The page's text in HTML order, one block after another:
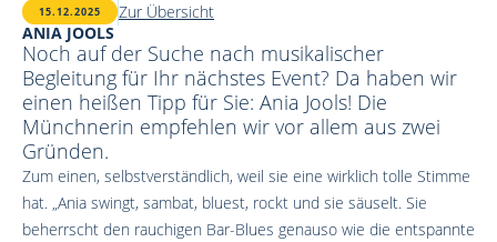
15.12.2025
Zur Übersicht
ANIA JOOLS
Noch auf der Suche nach musikalischer
Begleitung für Ihr nächstes Event? Da haben wir
einen heißen Tipp für Sie: Ania Jools! Die
Münchnerin empfehlen wir vor allem aus zwei
Gründen.
Zum einen, selbstverständlich, weil sie eine wirklich tolle Stimme
hat. „Ania swingt, sambat, bluest, rockt und sie säuselt. Sie
beherrscht den rauchigen Bar-Blues genauso wie die entspannte